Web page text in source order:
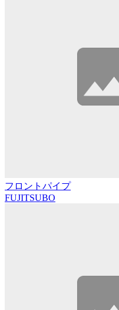
フロントパイプ
FUJITSUBO